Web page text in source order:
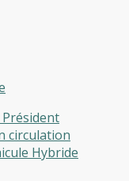
Président
circulation
Hybride